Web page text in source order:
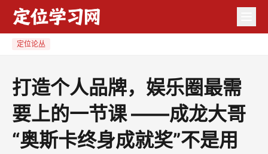
牌，
定位论丛
打造个人品牌，娱乐圈最需
要上的一节课 ——成龙大哥
“奥斯卡终身成就奖”不是用